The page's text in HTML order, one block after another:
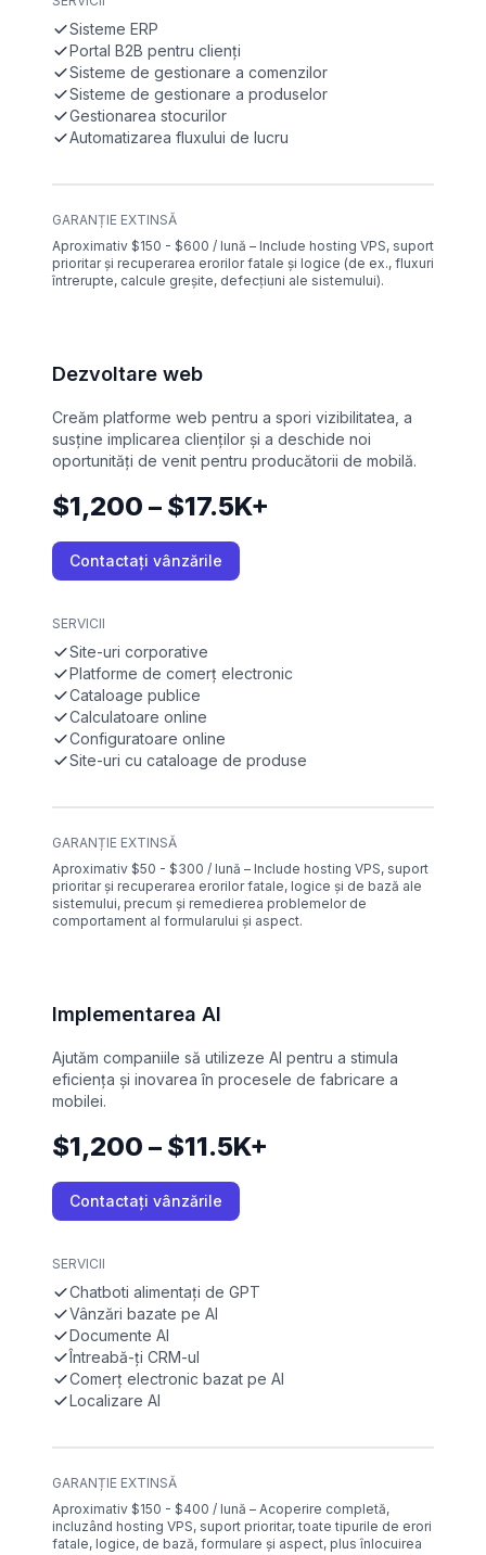
Sisteme ERP
Portal B2B pentru clienți
Sisteme de gestionare a comenzilor
Sisteme de gestionare a produselor
Gestionarea stocurilor
Automatizarea fluxului de lucru
GARANȚIE EXTINSĂ
Aproximativ $150 - $600 / lună – Include hosting VPS, suport
prioritar și recuperarea erorilor fatale și logice (de ex., fluxuri
întrerupte, calcule greșite, defecțiuni ale sistemului).
Dezvoltare web
Creăm platforme web pentru a spori vizibilitatea, a
susține implicarea clienților și a deschide noi
oportunități de venit pentru producătorii de mobilă.
$1,200 – $17.5K+
Contactați vânzările
SERVICII
Site-uri corporative
Platforme de comerț electronic
Cataloage publice
Calculatoare online
Configuratoare online
Site-uri cu cataloage de produse
GARANȚIE EXTINSĂ
Aproximativ $50 - $300 / lună – Include hosting VPS, suport
prioritar și recuperarea erorilor fatale, logice și de bază ale
sistemului, precum și remedierea problemelor de
comportament al formularului și aspect.
Implementarea AI
Ajutăm companiile să utilizeze AI pentru a stimula
eficiența și inovarea în procesele de fabricare a
mobilei.
$1,200 – $11.5K+
Contactați vânzările
SERVICII
Chatboti alimentați de GPT
Vânzări bazate pe AI
Documente AI
Întreabă-ți CRM-ul
Comerț electronic bazat pe AI
Localizare AI
GARANȚIE EXTINSĂ
Aproximativ $150 - $400 / lună – Acoperire completă,
incluzând hosting VPS, suport prioritar, toate tipurile de erori
fatale, logice, de bază, formulare și aspect, plus înlocuirea